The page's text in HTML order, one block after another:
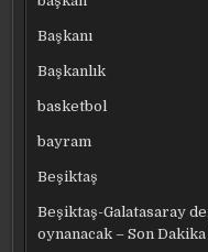
Başkanı
Başkanlık
basketbol
bayram
Beşiktaş
Beşiktaş-Galatasaray
oynanacak – Son